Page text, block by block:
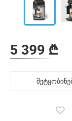
5 399 ₾